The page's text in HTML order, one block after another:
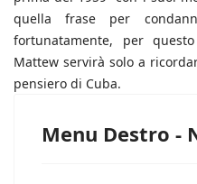
quella frase per
fortunatamente, per
Mattew servirà solo a
pensiero di Cuba.
Menu Destro -